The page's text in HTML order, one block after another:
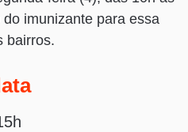
imunizante para essa
bairros.